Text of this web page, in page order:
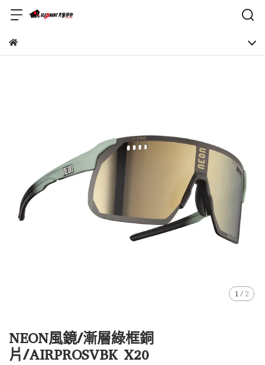
1/2
NEON風鏡/漸層綠框銅
片/AIRPROSVBK X20